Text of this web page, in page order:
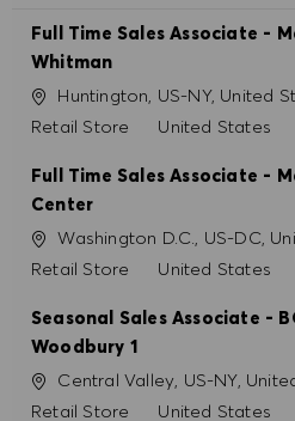
Full Time Sales Associate -
Whitman
Ort Huntington, US-NY, United
Kategorie
Retail Store United States
Full Time Sales Associate -
Center
OrtWashington D.C., US-DC,
Kategorie
Retail Store United States
Seasonal Sales Associate -
Woodbury 1
Ort Central Valley, US-NY,
Kategorie
Retail Store United States